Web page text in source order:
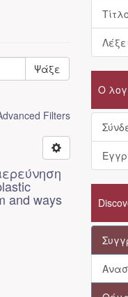
Ψάξε
Filters
and ways
Ο